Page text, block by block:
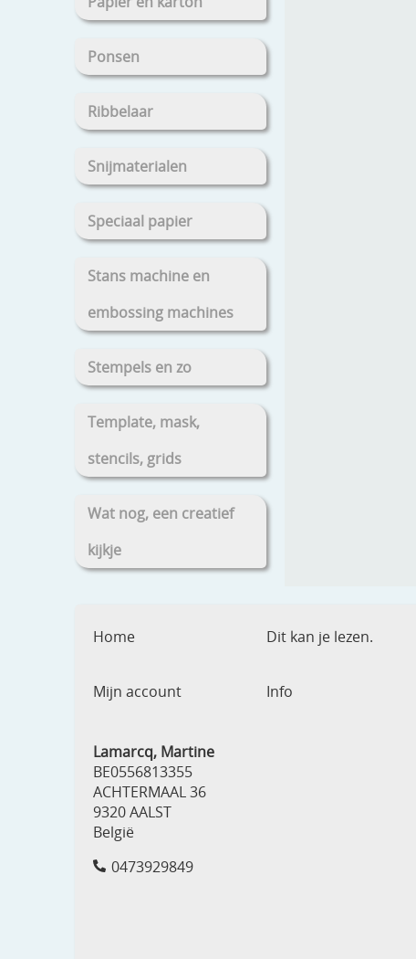
Ponsen
Ribbelaar
Snijmaterialen
Speciaal papier
Stans machine en
embossing machines
Stempels en zo
Template, mask,
stencils, grids
Wat nog, een creatief
kijkje
Home Dit kan je lezen.
Mijn account
Info
Lamarcq, Martine
BE0556813355
ACHTERMAAL 36
9320 AALST
België
0473929849